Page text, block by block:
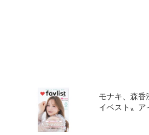
モナキ、森香
イベスト〟ア